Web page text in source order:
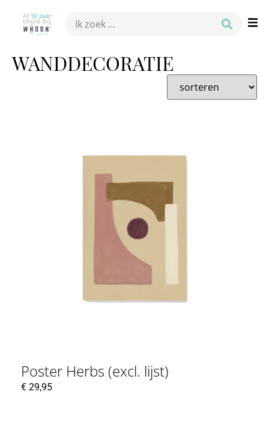
WANDDECORATIE
Poster Herbs (excl. lijst)
€ 29,95